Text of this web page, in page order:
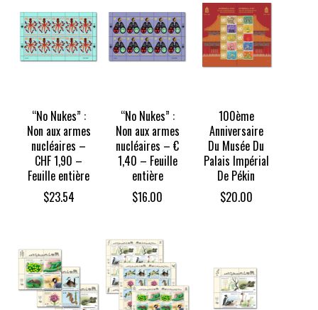
“No Nukes” :
Non aux armes
nucléaires –
CHF 1,90 –
Feuille entière
$23.54
“No Nukes” :
Non aux armes
nucléaires – €
1,40 – Feuille
entière
$16.00
100ème
Anniversaire
Du Musée Du
Palais Impérial
De Pékin
$20.00